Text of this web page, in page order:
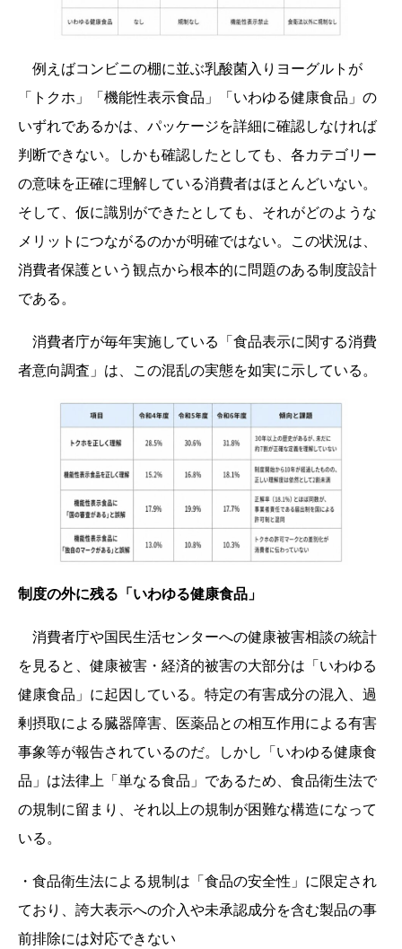
例えばコンビニの棚に並ぶ乳酸菌入りヨーグルトが
「トクホ」「機能性表示食品」「いわゆる健康食品」の
いずれであるかは、パッケージを詳細に確認しなければ
判断できない。しかも確認したとしても、各カテゴリー
の意味を正確に理解している消費者はほとんどいない。
そして、仮に識別ができたとしても、それがどのような
メリットにつながるのかが明確ではない。この状況は、
消費者保護という観点から根本的に問題のある制度設計
である。
消費者庁が毎年実施している「食品表示に関する消費
者意向調査」は、この混乱の実態を如実に示している。
制度の外に残る「いわゆる健康食品」
消費者庁や国民生活センターへの健康被害相談の統計
を見ると、健康被害・経済的被害の大部分は「いわゆる
健康食品」に起因している。特定の有害成分の混入、過
剰摂取による臓器障害、医薬品との相互作用による有害
事象等が報告されているのだ。しかし「いわゆる健康食
品」は法律上「単なる食品」であるため、食品衛生法で
の規制に留まり、それ以上の規制が困難な構造になって
いる。
・食品衛生法による規制は「食品の安全性」に限定され
ており、誇大表示への介入や未承認成分を含む製品の事
前排除には対応できない